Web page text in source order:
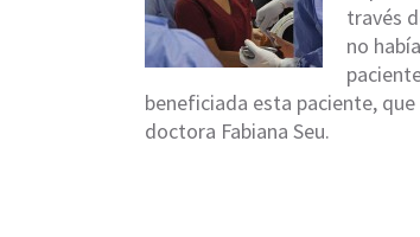
través
no
beneficiada esta paciente,
doctora Fabiana Seu.